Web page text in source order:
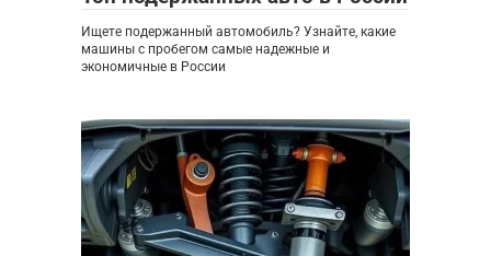
Ищете подержанный автомобиль? Узнайте, какие
машины с пробегом самые надежные и
экономичные в России